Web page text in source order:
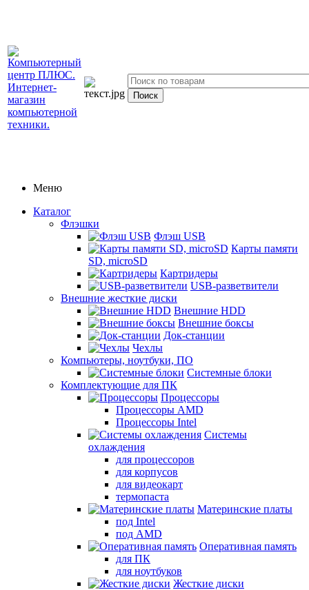
Меню
Каталог
Флэшки
Флэш USB
Карты памяти
SD, microSD
Картридеры
USB-разветвители
Внешние жесткие диски
Внешние HDD
Внешние боксы
Док-станции
Чехлы
Компьютеры, ноутбуки, ПО
Системные блоки
Комплектующие для ПК
Процессоры
Процессоры AMD
Процессоры Intel
Системы
охлаждения
для процессоров
для корпусов
для видеокарт
термопаста
Материнские платы
под Intel
под AMD
Оперативная память
для ПК
для ноутбуков
Жесткие диски